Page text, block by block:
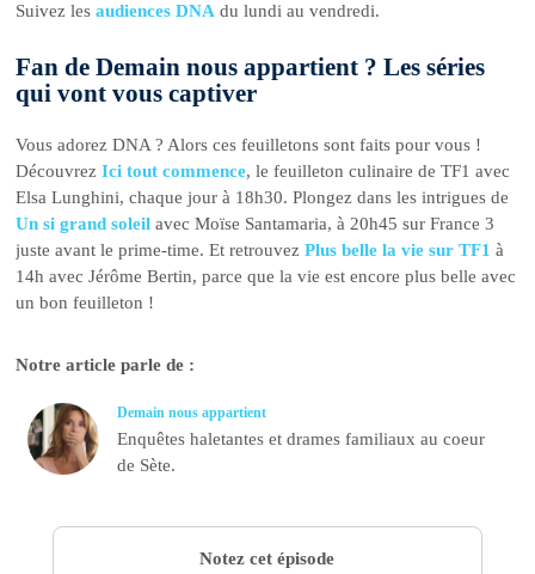
Suivez lesaudiences DNA du lundi au vendredi.
Fan de Demain nous appartient ? Les séries
qui vont vous captiver
Vous adorez DNA ? Alors ces feuilletons sont faits pour vous !
DécouvrezIci tout commence, le feuilleton culinaire de TF1 avec
Elsa Lunghini, chaque jour à 18h30. Plongez dans les intrigues de
Un si grand soleil avec Moïse Santamaria, à 20h45 sur France 3
juste avant le prime-time. Et retrouvezPlus belle la vie sur TF1 à
14h avec Jérôme Bertin, parce que la vie est encore plus belle avec
un bon feuilleton !
Notre article parle de :
Demain nous appartient
Enquêtes haletantes et drames familiaux au coeur
de Sète.
Notez cet épisode